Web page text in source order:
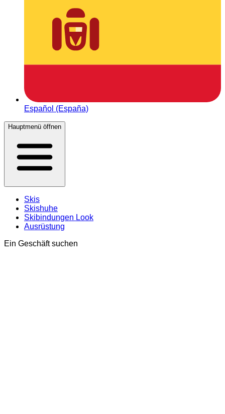
Español (España)
Hauptmenü öffnen
Skis
Skishuhe
Skibindungen Look
Ausrüstung
Ein Geschäft suchen